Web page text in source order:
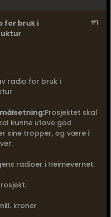
#1
for bruk i
radio for bruk i
Prosjektet skal
kunne utøve god
sine tropper, og være i
radioer i Heimevernet.
kroner